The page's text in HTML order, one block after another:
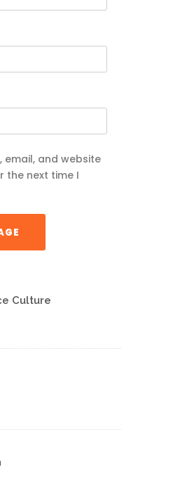
email, and website
the next time I
Culture